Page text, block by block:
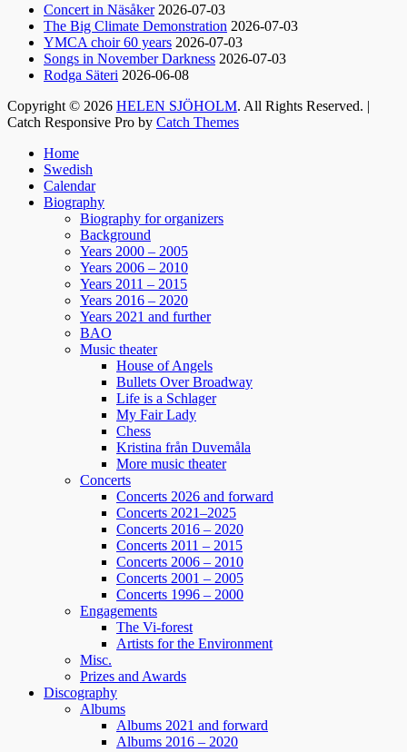
2 months ago
Hurra!!
Nu släpps biljetterna till ”Ritsch Ratsch på
tidigare har vi behövt skratta som nu!!
Jacke, Sussie, Andreas & ett finfint band under
Boka biljetter via Ticketmaster.se. Välkomna! /
Helen
129 7 4
2 months ago
Fler biljetter släppta. Vi ses i Näsåker den 15
augusti.
10 58
Helen Sjöholm
3 months ago
JOJJE
Det är fortfarande helt overkligt att du är borta.
Jag fattar inte ... vi jobbade ju ihop bara några
dagar innan du lämnade oss. Allt var som vanligt
- du spelade så fantastiskt.
Konserterna, frukostarna, middagarna, samtalen.
Tack för din vänskap och alla de 26 åren vi
spelade tillsammans. Din humor, öppenhet,
generositet. Din gränslösa musikalitet, erfarenhet
Concert in Näsåker 2026-07-03
The Big Climate Demonstration 2026-07-03
YMCA choir 60 years 2026-07-03
Songs in November Darkness 2026-07-03
Rodga Säteri 2026-06-08
Copyright © 2026 HELEN SJÖHOLM. All Rights Reserved. |
Catch Responsive Pro by Catch Themes
Home
Swedish
Calendar
Biography
Biography for organizers
Background
Years 2000 – 2005
Years 2006 – 2010
Years 2011 – 2015
Years 2016 – 2020
Years 2021 and further
BAO
Music theater
House of Angels
Bullets Over Broadway
Life is a Schlager
My Fair Lady
Chess
Kristina från Duvemåla
More music theater
Concerts
Concerts 2026 and forward
Concerts 2021–2025
Concerts 2016 – 2020
Concerts 2011 – 2015
Concerts 2006 – 2010
Concerts 2001 – 2005
Concerts 1996 – 2000
Engagements
The Vi-forest
Artists for the Environment
Misc.
Prizes and Awards
Discography
Albums
Albums 2021 and forward
Albums 2016 – 2020